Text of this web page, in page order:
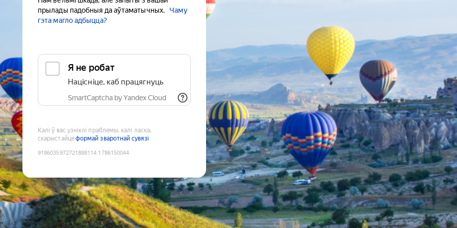
прылады падобныя да аўтаматычных.
Чаму
гэта магло адбыцца?
Я не робат
Націсніце, каб працягнуць
SmartCaptcha by Yandex Cloud
Калі ў вас узніклі праблемы, калі ласка,
скарыстайцеформай зваротнай сувязі
9186035972721888114:1786150044